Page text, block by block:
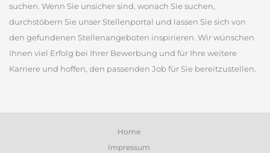
suchen. Wenn Sie unsicher sind, wonach Sie suchen,
durchstöbern Sie unser Stellenportal und lassen Sie sich von
den gefundenen Stellenangeboten inspirieren. Wir wünschen
Ihnen viel Erfolg bei Ihrer Bewerbung und für Ihre weitere
Karriere und hoffen, den passenden Job für Sie bereitzustellen.
Home
Impressum